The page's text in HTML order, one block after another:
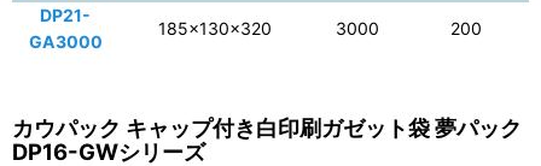
DP21-
GA3000
185×130×320 3000 200
カウパック キャップ付き白印刷ガゼット袋 夢パック
DP16-GWシリーズ